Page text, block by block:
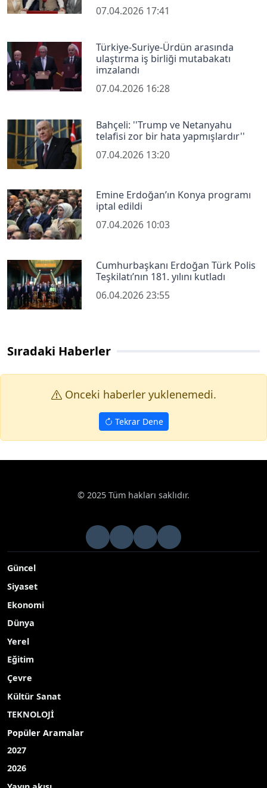
07.04.2026 17:41
Türkiye-Suriye-Ürdün arasında
ulaştırma iş birliği mutabakatı
imzalandı
07.04.2026 16:28
Bahçeli: ''Trump ve Netanyahu
telafisi zor bir hata yapmışlardır''
07.04.2026 13:20
Emine Erdoğan’ın Konya programı
iptal edildi
07.04.2026 10:03
Cumhurbaşkanı Erdoğan Türk Polis
Teşkilatı’nın 181. yılını kutladı
06.04.2026 23:55
Sıradaki Haberler
Onceki haberler yuklenemedi.
Tekrar Dene
© 2025 Tüm hakları saklıdır.
Güncel
Siyaset
Ekonomi
Dünya
Yerel
Eğitim
Çevre
Kültür Sanat
TEKNOLOJİ
Popüler Aramalar
2027
2026